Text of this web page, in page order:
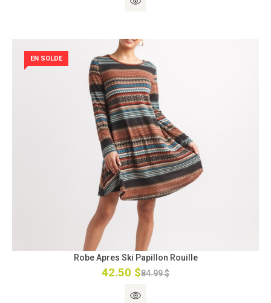
EN SOLDE
Robe Apres Ski Papillon Rouille
42.50 $84.99 $